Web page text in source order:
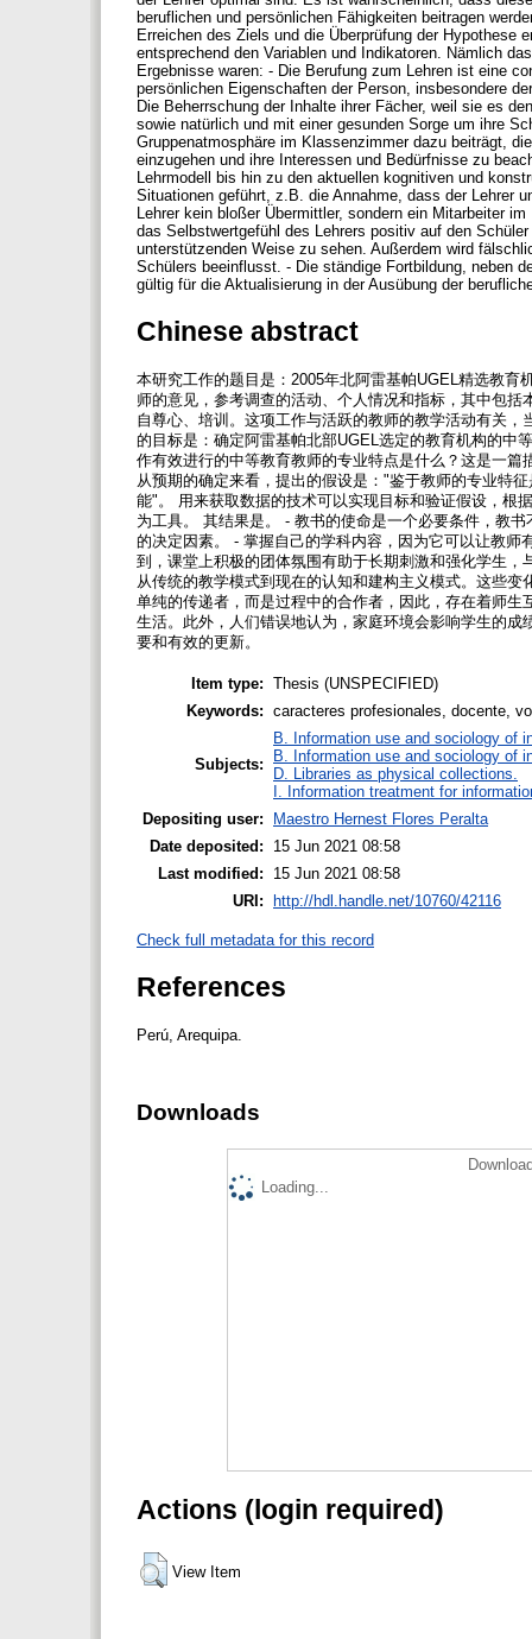
beruflichen und persönlichen Fähigkeiten beitragen
Erreichen des Ziels und die Überprüfung der Hypothese
entsprechend den Variablen und Indikatoren. Nämlich
Ergebnisse waren: - Die Berufung zum Lehren ist eine
persönlichen Eigenschaften der Person, insbesondere
Die Beherrschung der Inhalte ihrer Fächer, weil sie es
sowie natürlich und mit einer gesunden Sorge um ihre
Gruppenatmosphäre im Klassenzimmer dazu beiträgt,
einzugehen und ihre Interessen und Bedürfnisse zu
Lehrmodell bis hin zu den aktuellen kognitiven und
Situationen geführt, z.B. die Annahme, dass der Lehrer
Lehrer kein bloßer Übermittler, sondern ein Mitarbeiter
das Selbstwertgefühl des Lehrers positiv auf den
unterstützenden Weise zu sehen. Außerdem wird
Schülers beeinflusst. - Die ständige Fortbildung, neben
gültig für die Aktualisierung in der Ausübung der
Chinese abstract
本研究工作的题目是：2005年北阿雷基帕UGEL精选教
师的意见，参考调查的活动、个人情况和指标，其中包
自尊心、培训。这项工作与活跃的教师的教学活动有关
的目标是：确定阿雷基帕北部UGEL选定的教育机构的中
作有效进行的中等教育教师的专业特点是什么？这是一
从预期的确定来看，提出的假设是："鉴于教师的专业特
能"。 用来获取数据的技术可以实现目标和验证假设，根
为工具。 其结果是。 - 教书的使命是一个必要条件，教
的决定因素。 - 掌握自己的学科内容，因为它可以让教
到，课堂上积极的团体氛围有助于长期刺激和强化学生
从传统的教学模式到现在的认知和建构主义模式。这些
单纯的传递者，而是过程中的合作者，因此，存在着师
生活。此外，人们错误地认为，家庭环境会影响学生的
要和有效的更新。
Item type: Thesis (UNSPECIFIED)
Keywords: caracteres profesionales, docente,
Subjects:
B. Information use and sociology of
B. Information use and sociology of
D. Libraries as physical collections.
I. Information treatment for
Depositing user:
Maestro Hernest Flores Peralta
Date deposited:
15 Jun 2021 08:58
Last modified:
15 Jun 2021 08:58
URI: http://hdl.handle.net/10760/42116
Check full metadata for this record
References
Perú, Arequipa.
Downloads
Loading...
Actions (login required)
View Item